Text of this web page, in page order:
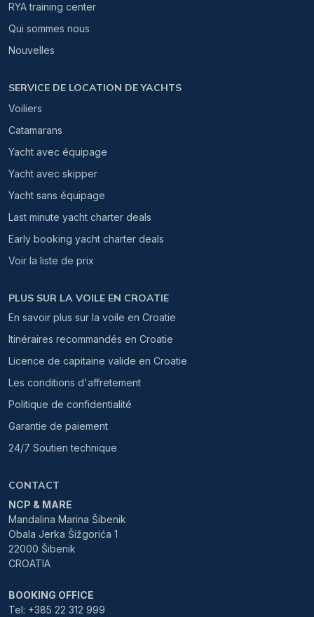
RYA training center
Qui sommes nous
Nouvelles
SERVICE DE LOCATION DE YACHTS
Voiliers
Catamarans
Yacht avec équipage
Yacht avec skipper
Yacht sans équipage
Last minute yacht charter deals
Early booking yacht charter deals
Voir la liste de prix
PLUS SUR LA VOILE EN CROATIE
En savoir plus sur la voile en Croatie
Itinéraires recommandés en Croatie
Licence de capitaine valide en Croatie
Les conditions d'affretement
Politique de confidentialité
Garantie de paiement
24/7 Soutien technique
CONTACT
NCP & MARE
Mandalina Marina Šibenik
Obala Jerka Šižgorića 1
22000 Šibenik
CROATIA
BOOKING OFFICE
Tel: +385 22 312 999